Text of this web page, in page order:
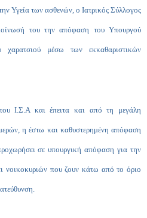
Υγεία των ασθενών, ο Ιατρικός Σύλλογος
του την απόφαση του Υπουργού
μέσω των εκκαθαριστικών
Ι.Σ.Α και έπειτα και από τη μεγάλη
η έστω και καθυστερημένη απόφαση
σε υπουργική απόφαση για την
νοικοκυριών που ζουν κάτω από το όριο